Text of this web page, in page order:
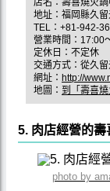
店名：壽喜燒火鍋
地址：福岡縣久
TEL：+81-942-
營業時間：17:00
定休日：不定休
交通方式：從久
網址： http://
地圖： 到「壽喜
5. 肉店經營的壽
photo by